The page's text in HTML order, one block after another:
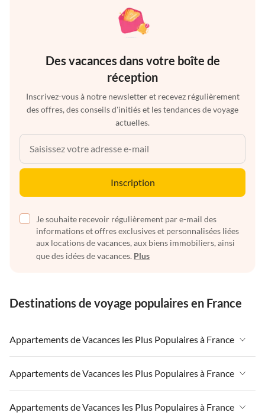
Des vacances dans votre boîte de
réception
Inscrivez-vous à notre newsletter et recevez régulièrement
des offres, des conseils d'initiés et les tendances de voyage
actuelles.
Inscription
Je souhaite recevoir régulièrement par e-mail des
informations et offres exclusives et personnalisées liées
aux locations de vacances, aux biens immobiliers, ainsi
que des idées de vacances. Plus
Destinations de voyage populaires en France
Appartements de Vacances les Plus Populaires à France
Appartements de Vacances à France
Appartements de Vacances à Paris-Ile de France
Appartements de Vacances à Paris
Appartements de Vacances les Plus Populaires à France
Appartements de Vacances à France
Appartements de Vacances les Plus Populaires à France